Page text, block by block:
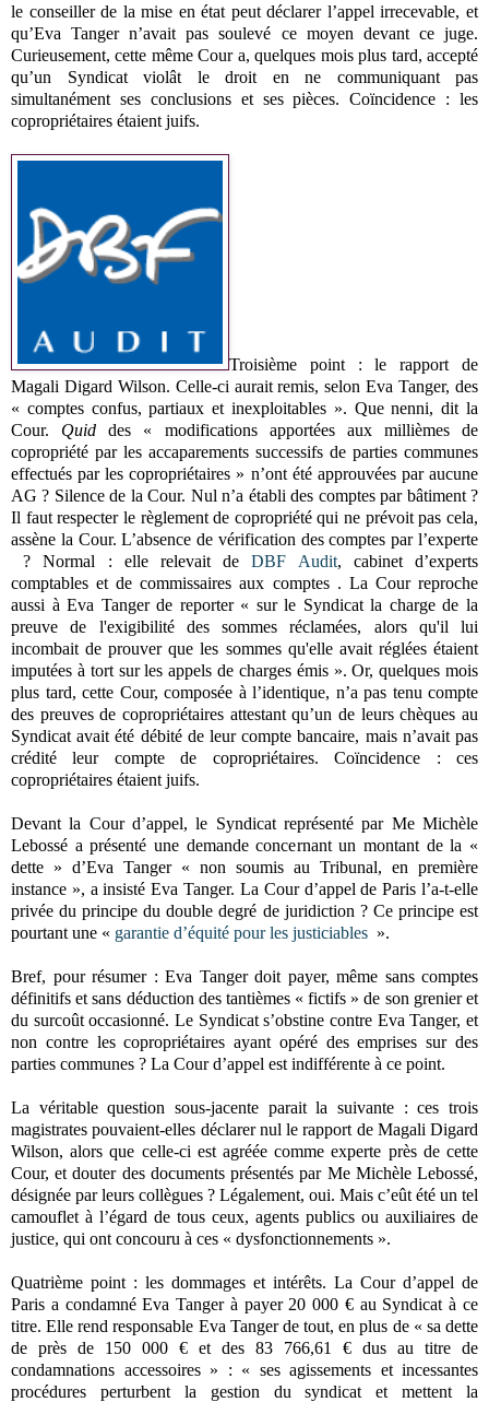
le conseiller de la mise en état peut déclarer l’appel irrecevable, et
qu’Eva Tanger n’avait pas soulevé ce moyen devant ce juge.
Curieusement, cette même Cour a, quelques mois plus tard, accepté
qu’un Syndicat violât le droit en ne communiquant pas
simultanément ses conclusions et ses pièces. Coïncidence : les
copropriétaires étaient juifs.
Troisième point : le rapport de
Magali Digard Wilson. Celle-ci aurait remis, selon Eva Tanger, des
« comptes confus, partiaux et inexploitables ». Que nenni, dit la
Cour. Quiddes « modifications apportées aux millièmes de
copropriété par les accaparements successifs de parties communes
effectués par les copropriétaires » n’ont été approuvées par aucune
AG ? Silence de la Cour. Nul n’a établi des comptes par bâtiment ?
Il faut respecter le règlement de copropriété qui ne prévoit pas cela,
assène la Cour. L’absence de vérification des comptes par l’experte
? Normal : elle relevait deDBF Audit, cabinet d’experts
comptables et de commissaires aux comptes . La Cour reproche
aussi à Eva Tanger de reporter « sur le Syndicat la charge de la
preuve de l'exigibilité des sommes réclamées, alors qu'il lui
incombait de prouver que les sommes qu'elle avait réglées étaient
imputées à tort sur les appels de charges émis ». Or, quelques mois
plus tard, cette Cour, composée à l’identique, n’a pas tenu compte
des preuves de copropriétaires attestant qu’un de leurs chèques au
Syndicat avait été débité de leur compte bancaire, mais n’avait pas
crédité leur compte de copropriétaires. Coïncidence : ces
copropriétaires étaient juifs.
Devant la Cour d’appel, le Syndicat représenté par Me Michèle
Lebossé a présenté une demande concernant un montant de la «
dette » d’Eva Tanger « non soumis au Tribunal, en première
instance », a insisté Eva Tanger. La Cour d’appel de Paris l’a-t-elle
privée du principe du double degré de juridiction ? Ce principe est
pourtant une « garantie d’équité pour les justiciables ».
Bref, pour résumer : Eva Tanger doit payer, même sans comptes
définitifs et sans déduction des tantièmes « fictifs » de son grenier et
du surcoût occasionné. Le Syndicat s’obstine contre Eva Tanger, et
non contre les copropriétaires ayant opéré des emprises sur des
parties communes ? La Cour d’appel est indifférente à ce point.
La véritable question sous-jacente parait la suivante : ces trois
magistrates pouvaient-elles déclarer nul le rapport de Magali Digard
Wilson, alors que celle-ci est agréée comme experte près de cette
Cour, et douter des documents présentés par Me Michèle Lebossé,
désignée par leurs collègues ? Légalement, oui. Mais c’eût été un tel
camouflet à l’égard de tous ceux, agents publics ou auxiliaires de
justice, qui ont concouru à ces « dysfonctionnements ».
Quatrième point : les dommages et intérêts. La Cour d’appel de
Paris a condamné Eva Tanger à payer 20 000 € au Syndicat à ce
titre. Elle rend responsable Eva Tanger de tout, en plus de « sa dette
de près de 150 000 € et des 83 766,61 € dus au titre de
condamnations accessoires » : « ses agissements et incessantes
procédures perturbent la gestion du syndicat et mettent la